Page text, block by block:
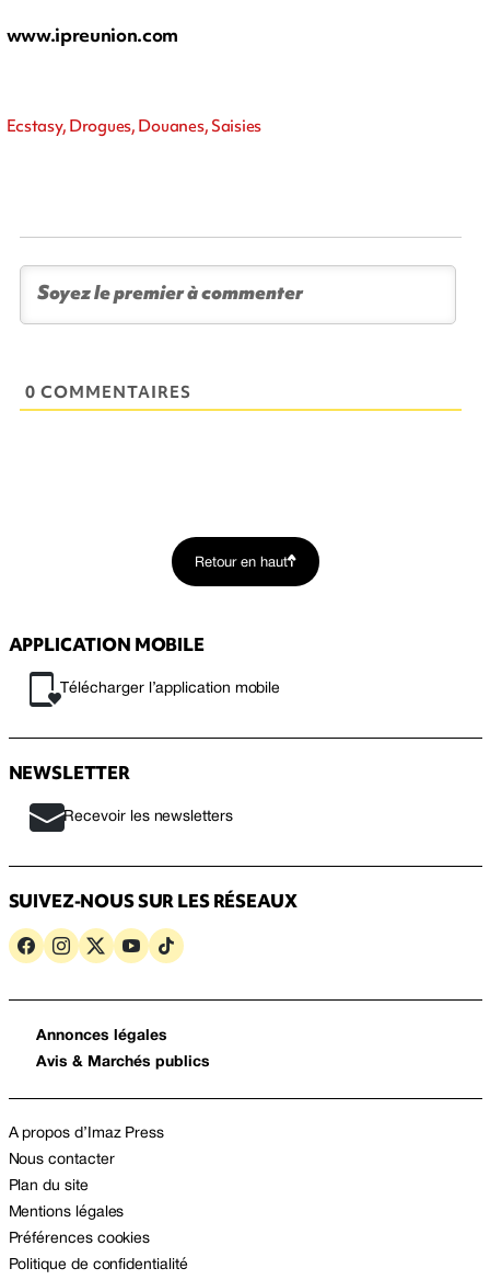
www.ipreunion.com
Ecstasy, Drogues, Douanes, Saisies
0 COMMENTAIRES
Retour en haut
APPLICATION MOBILE
Télécharger l’application mobile
NEWSLETTER
Recevoir les newsletters
SUIVEZ-NOUS SUR LES RÉSEAUX
Annonces légales
Avis & Marchés publics
A propos d’Imaz Press
Nous contacter
Plan du site
Mentions légales
Préférences cookies
Politique de confidentialité